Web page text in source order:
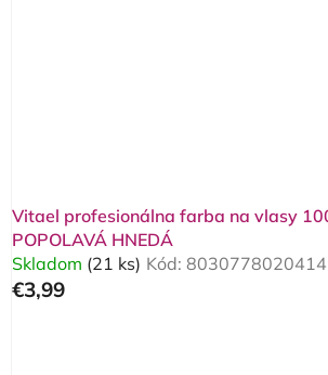
Vitael profesionálna farba na vlasy
POPOLAVÁ HNEDÁ
Skladom (21 ks) Kód: 8030778020414
€3,99